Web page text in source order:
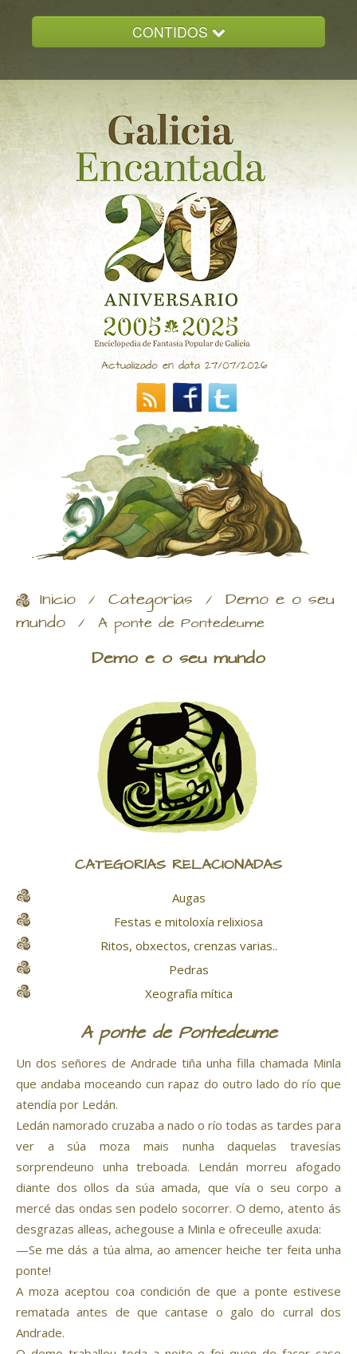
CONTIDOS
GALICIA ENCANTADA
DOCUMENTACION
NOVAS
CONTACTO
Actualizado en data 27/07/2026
Inicio / Categorías / Demo e o seu
mundo / A ponte de Pontedeume
Demo e o seu mundo
CATEGORÍAS RELACIONADAS
Augas
Festas e mitoloxía relixiosa
Ritos, obxectos, crenzas varias..
Pedras
Xeografía mítica
A ponte de Pontedeume
Un dos señores de Andrade tiña unha filla chamada Minla
que andaba moceando cun rapaz do outro lado do río que
atendía por Ledán.
Ledán namorado cruzaba a nado o río todas as tardes para
ver a súa moza mais nunha daquelas travesías
sorprendeuno unha treboada. Lendán morreu afogado
diante dos ollos da súa amada, que vía o seu corpo a
mercé das ondas sen podelo socorrer. O demo, atento ás
desgrazas alleas, achegouse a Minla e ofreceulle axuda:
—Se me dás a túa alma, ao amencer heiche ter feita unha
ponte!
A moza aceptou coa condición de que a ponte estivese
rematada antes de que cantase o galo do curral dos
Andrade.